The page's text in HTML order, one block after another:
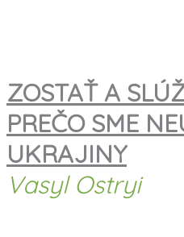
ZOSTAŤ A
PREČO SME
UKRAJINY
Vasyl Ostryi